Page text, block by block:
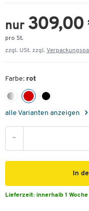
nur 309,00
pro St.
zzgl. USt. zzgl.
Farbe: rot
alle Varianten anzeigen
-
In
Lieferzeit: innerhalb 1 Woche